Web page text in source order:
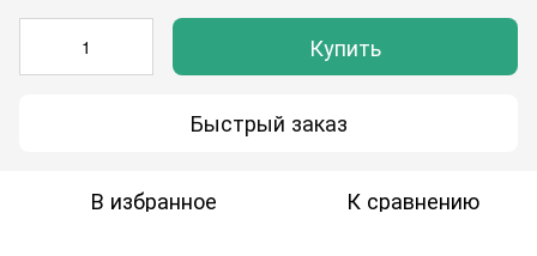
Купить
Быстрый заказ
В избранное К сравнению